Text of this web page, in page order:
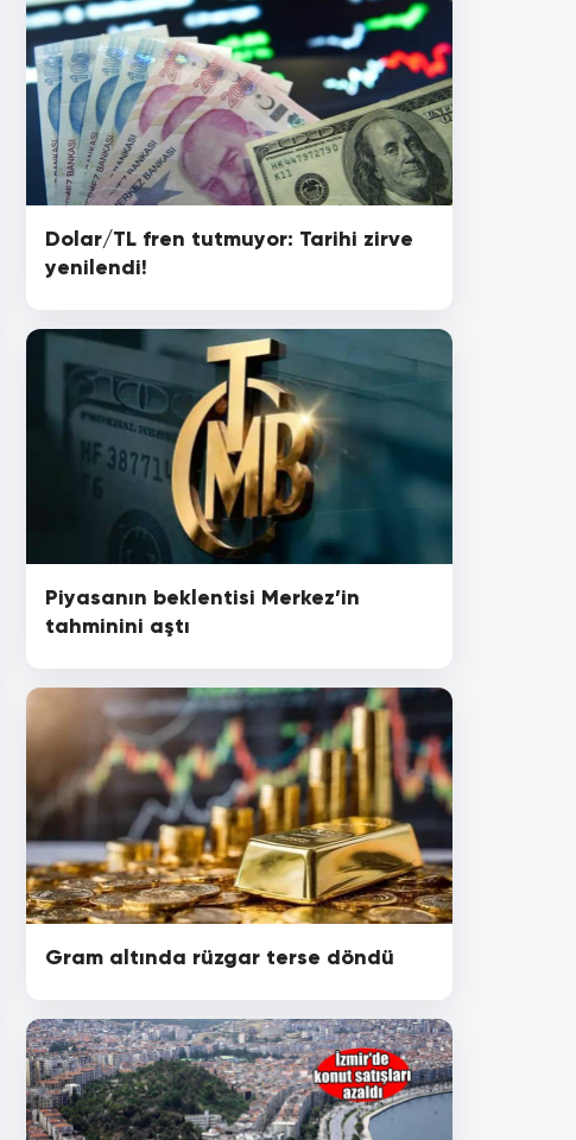
Dolar/TL fren tutmuyor: Tarihi zirve
yenilendi!
Piyasanın beklentisi Merkez’in
tahminini aştı
Gram altında rüzgar terse döndü